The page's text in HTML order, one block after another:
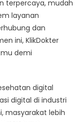
terpercaya, mudah
layanan
dan
ini, KlikDokter
demi
digital
digital di industri
masyarakat lebih